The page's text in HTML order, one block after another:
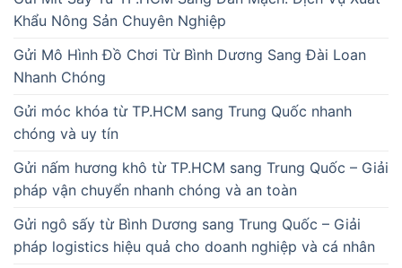
Khẩu Nông Sản Chuyên Nghiệp
Gửi Mô Hình Đồ Chơi Từ Bình Dương Sang Đài Loan
Nhanh Chóng
Gửi móc khóa từ TP.HCM sang Trung Quốc nhanh
chóng và uy tín
Gửi nấm hương khô từ TP.HCM sang Trung Quốc – Giải
pháp vận chuyển nhanh chóng và an toàn
Gửi ngô sấy từ Bình Dương sang Trung Quốc – Giải
pháp logistics hiệu quả cho doanh nghiệp và cá nhân